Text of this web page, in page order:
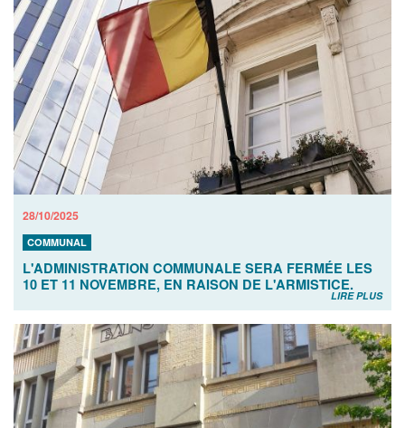
28/10/2025
COMMUNAL
L'ADMINISTRATION COMMUNALE SERA FERMÉE LES
10 ET 11 NOVEMBRE, EN RAISON DE L'ARMISTICE.
LIRE PLUS